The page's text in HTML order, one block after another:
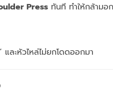
Press ทันที ทำให้กล้ามอ
ละหัวไหล่ไม่ยกโดดออกมา